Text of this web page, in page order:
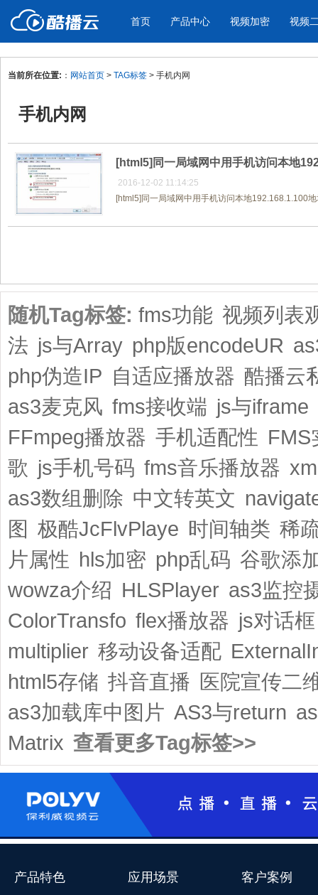
首页 产品中心
产品与新功能
教学课程全终端视频加密
防下载/防盗录/防录屏/防篡改
免费稳定无广
帮助企业视频
视频加密 视频
应用场景
色
个人网站
为个人网站、博客论坛，添加视频
工作场景的工作
当前所在位置: ： 网站首页 > TAG标签 > 手机内网
手机内网
[html5]同一局域网中用手机访问本地
2016-12-02 11:14:25
[html5]同一局域网中用手机访问本地192.168.1.100
随机Tag标签: fms功能 视频列表
法 js与Array php版encodeUR
php伪造IP 自适应播放器 酷播云
as3麦克风 fms接收端 js与iframe
FFmpeg播放器 手机适配性 FMS
歌 js手机号码 fms音乐播放器
as3数组删除 中文转英文
图 极酷JcFlvPlaye 时间轴类 稀
片属性 hls加密 php乱码 谷歌添
wowza介绍 HLSPlayer as3监控
ColorTransfo flex播放器 js对话框
multiplier 移动设备适配
html5存储 抖音直播 医院宣传二
as3加载库中图片 AS3与return
Matrix 查看更多Tag标签>>
产品特色 应用场景 客户案例